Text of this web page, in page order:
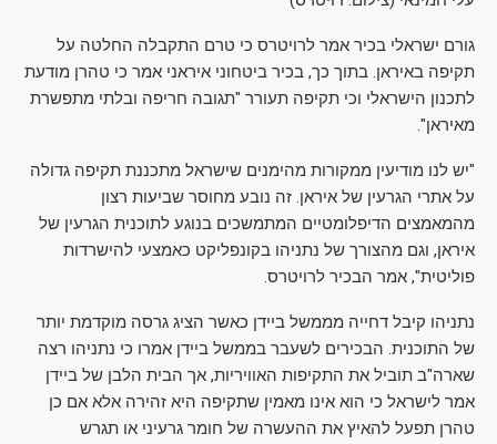
גורם ישראלי בכיר אמר לרויטרס כי טרם התקבלה החלטה על
תקיפה באיראן. בתוך כך, בכיר ביטחוני איראני אמר כי טהרן מודעת
לתכנון הישראלי וכי תקיפה תעורר "תגובה חריפה ובלתי מתפשרת
מאיראן".
"יש לנו מודיעין ממקורות מהימנים שישראל מתכננת תקיפה גדולה
על אתרי הגרעין של איראן. זה נובע מחוסר שביעות רצון
מהמאמצים הדיפלומטיים המתמשכים בנוגע לתוכנית הגרעין של
איראן, וגם מהצורך של נתניהו בקונפליקט כאמצעי להישרדות
פוליטית", אמר הבכיר לרויטרס.
נתניהו קיבל דחייה מממשל ביידן כאשר הציג גרסה מוקדמת יותר
של התוכנית. הבכירים לשעבר בממשל ביידן אמרו כי נתניהו רצה
שארה"ב תוביל את התקיפות האוויריות, אך הבית הלבן של ביידן
אמר לישראל כי הוא אינו מאמין שתקיפה היא זהירה אלא אם כן
טהרן תפעל להאיץ את ההעשרה של חומר גרעיני או תגרש